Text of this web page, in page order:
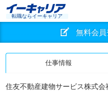
転職ならイーキャリア
無料会
仕事情報
住友不動産建物サービス株式会